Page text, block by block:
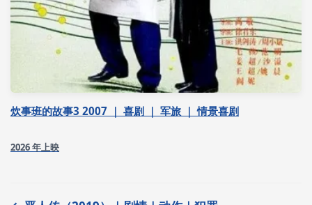
炊事班的故事3 2007 ｜ 喜剧 ｜ 军旅 ｜ 情景喜剧
2026 年上映